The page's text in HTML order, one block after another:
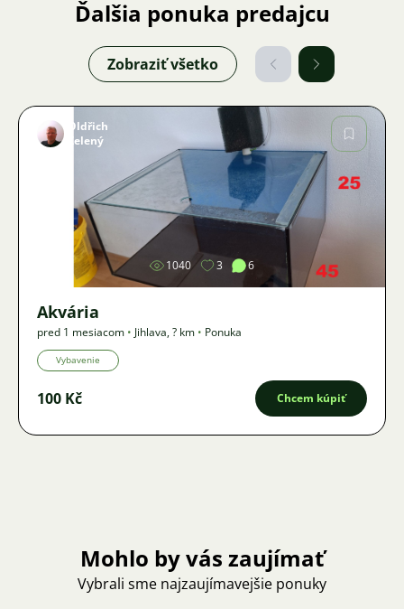
Ďalšia ponuka predajcu
Zobraziť všetko
Obrázok
Oldřich
Zelený
1040 3 6
Akvária
pred 1 mesiacom • Jihlava,? km • Ponuka
Vybavenie
100 Kč Chcem kúpiť
Mohlo by vás zaujímať
Vybrali sme najzaujímavejšie ponuky